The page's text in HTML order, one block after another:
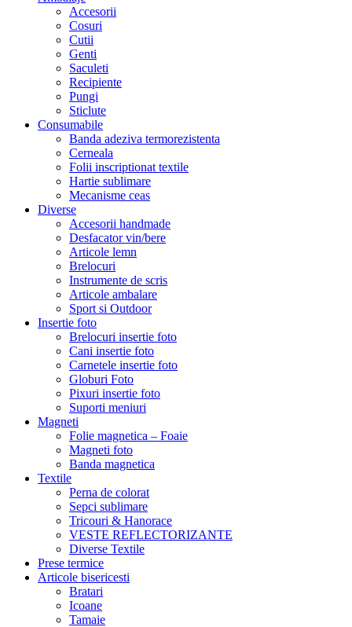
Accesorii
Cosuri
Cutii
Genti
Saculeti
Recipiente
Pungi
Sticlute
Consumabile
Banda adeziva termorezistenta
Cerneala
Folii inscriptionat textile
Hartie sublimare
Mecanisme ceas
Diverse
Accesorii handmade
Desfacator vin/bere
Articole lemn
Brelocuri
Instrumente de scris
Articole ambalare
Sport si Outdoor
Insertie foto
Brelocuri insertie foto
Cani insertie foto
Carnetele insertie foto
Globuri Foto
Pixuri insertie foto
Suporti meniuri
Magneti
Folie magnetica – Foaie
Magneti foto
Banda magnetica
Textile
Perna de colorat
Sepci sublimare
Tricouri & Hanorace
VESTE REFLECTORIZANTE
Diverse Textile
Prese termice
Articole bisericesti
Bratari
Icoane
Tamaie